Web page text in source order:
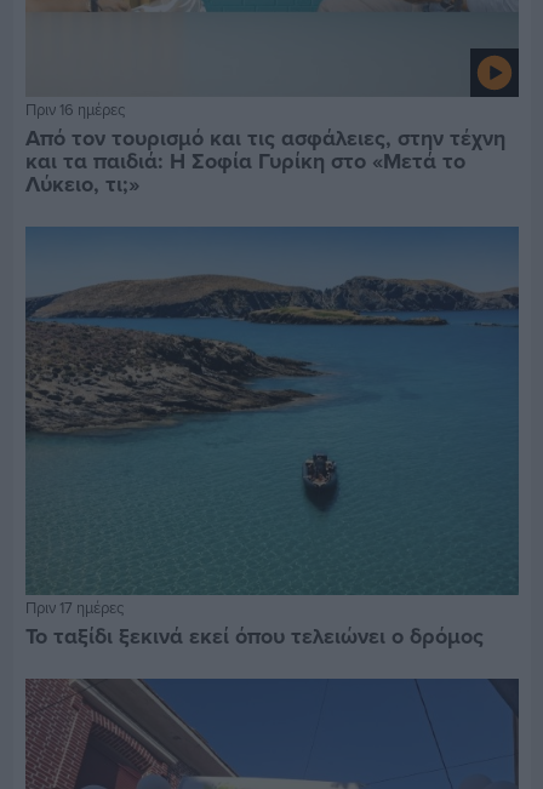
Πριν 16 ημέρες
Από τον τουρισμό και τις ασφάλειες, στην τέχνη
και τα παιδιά: Η Σοφία Γυρίκη στο «Μετά το
Λύκειο, τι;»
Πριν 17 ημέρες
Το ταξίδι ξεκινά εκεί όπου τελειώνει ο δρόμος